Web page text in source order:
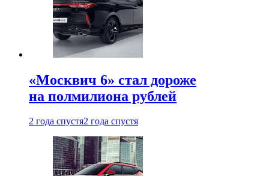
«Москвич 6» стал дороже
на полмилиона рублей
2 года спустя2 года спустя